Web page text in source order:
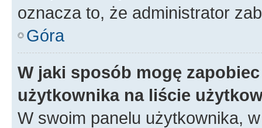
oznacza to, że administrator
Góra
W jaki sposób mogę
użytkownika na liście
W swoim panelu użytkownika,